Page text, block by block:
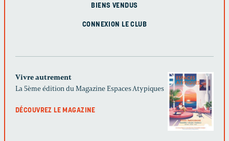
BIENS VENDUS
CONNEXION LE CLUB
Vivre autrement
La 5ème édition du Magazine Espaces Atypiques
DÉCOUVREZ LE MAGAZINE